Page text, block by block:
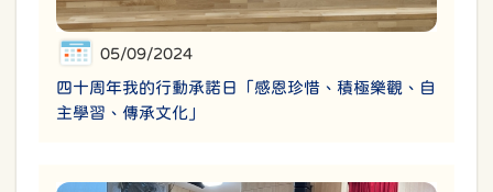
05/09/2024
四十周年我的行動承諾日「感恩珍惜、積極樂觀、自
主學習、傳承文化」